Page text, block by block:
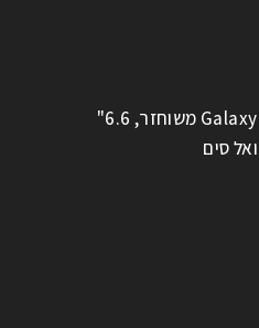
סמסונג Galaxy A42 5G משוחזר, 6.6"